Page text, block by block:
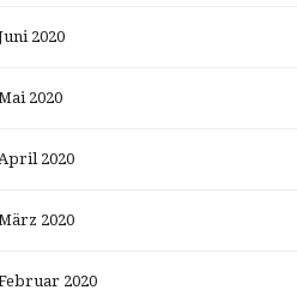
2020
2020
2020
2020
2020